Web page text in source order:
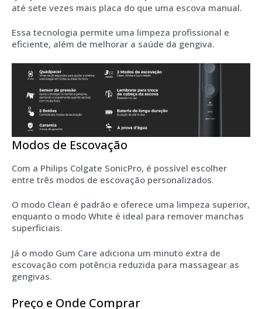
até sete vezes mais placa do que uma escova manual.
Essa tecnologia permite uma limpeza profissional e
eficiente, além de melhorar a saúde da gengiva.
Modos de Escovação
Com a Philips Colgate SonicPro, é possível escolher
entre três modos de escovação personalizados.
O modo Clean é padrão e oferece uma limpeza superior,
enquanto o modo White é ideal para remover manchas
superficiais.
Já o modo Gum Care adiciona um minuto extra de
escovação com potência reduzida para massagear as
gengivas.
Preço e Onde Comprar